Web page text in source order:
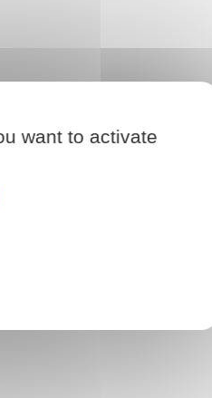
want to activate